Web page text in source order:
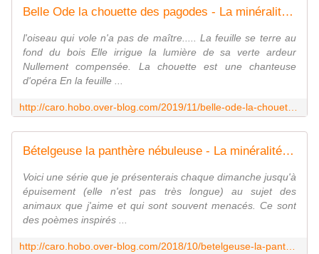
Belle Ode la chouette des pagodes - La minéralité expliquée aux cailloux
l'oiseau qui vole n'a pas de maître..... La feuille se terre au
fond du bois Elle irrigue la lumière de sa verte ardeur
Nullement compensée. La chouette est une chanteuse
d'opéra En la feuille ...
Bételgeuse la panthère nébuleuse - La minéralité expliquée aux cailloux
Voici une série que je présenterais chaque dimanche jusqu'à
épuisement (elle n'est pas très longue) au sujet des
animaux que j'aime et qui sont souvent menacés. Ce sont
des poèmes inspirés ...